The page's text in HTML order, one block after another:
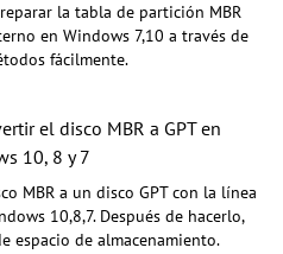
la tabla de partición MBR
en Windows 7,10 a través de
fácilmente.
el disco MBR a GPT en
10, 8 y 7
MBR a un disco GPT con la línea
10,8,7. Después de hacerlo,
espacio de almacenamiento.